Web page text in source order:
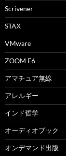
Scrivener
STAX
VMware
ZOOM F6
アマチュア無線
アレルギー
インド哲学
オーディオブック
オンデマンド出版